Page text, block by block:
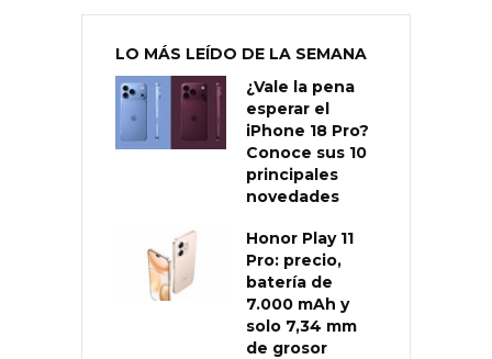
LO MÁS LEÍDO DE LA SEMANA
¿Vale la pena
esperar el
iPhone 18 Pro?
Conoce sus 10
principales
novedades
Honor Play 11
Pro: precio,
batería de
7.000 mAh y
solo 7,34 mm
de grosor